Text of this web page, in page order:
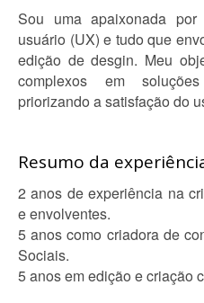
Sou uma apaixonada
usuário (UX) e tudo que
edição de desgin. Meu
complexos em
priorizando a satisfação do
Resumo da
2 anos de experiência na
e envolventes.
5 anos como criadora de
Sociais.
5 anos em edição e criação